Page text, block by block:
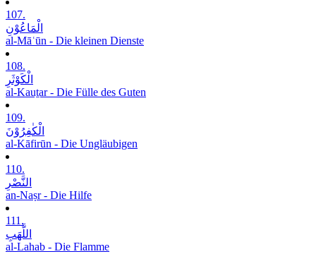
107.
الْمَاعُوْنِ
al-Māʿūn - Die kleinen Dienste
108.
الْکَوْثَرِ
al-Kauṯar - Die Fülle des Guten
109.
الْکٰفِرُوْنَ
al-Kāfirūn - Die Ungläubigen
110.
النَّصْرِ
an-Naṣr - Die Hilfe
111.
اللَّھَبِ
al-Lahab - Die Flamme